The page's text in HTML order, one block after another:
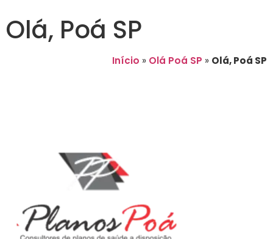
Olá, Poá SP
Início » Olá Poá SP » Olá, Poá SP